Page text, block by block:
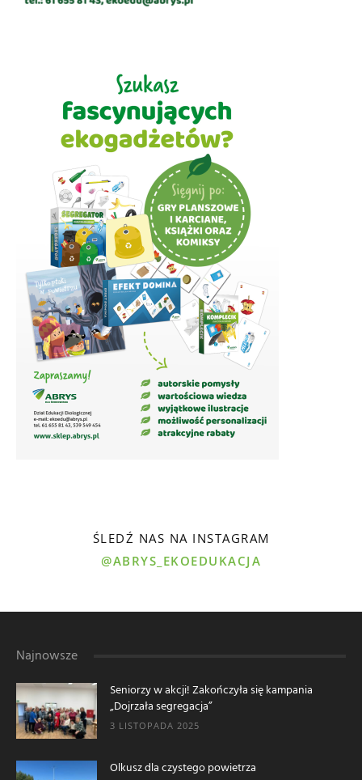
ŚLEDŹ NAS NA INSTAGRAM
@ABRYS_EKOEDUKACJA
Najnowsze
Seniorzy w akcji! Zakończyła się kampania
„Dojrzała segregacja”
3 LISTOPADA 2025
Olkusz dla czystego powietrza